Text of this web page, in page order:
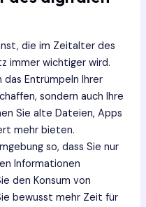
die im Zeitalter des
immer wichtiger wird.
das Entrümpeln Ihrer
sondern auch Ihre
Sie alte Dateien, Apps
mehr bieten.
so, dass Sie nur
Informationen
den Konsum von
bewusst mehr Zeit für